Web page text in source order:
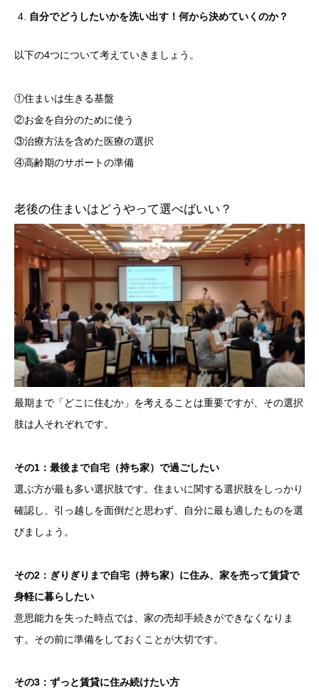
自分でどうしたいかを洗い出す！何から決めていくのか？
以下の4つについて考えていきましょう。
①住まいは生きる基盤
②お金を自分のために使う
③治療方法を含めた医療の選択
④高齢期のサポートの準備
老後の住まいはどうやって選べばいい？
最期まで「どこに住むか」を考えることは重要ですが、その選択
肢は人それぞれです。
その1：最後まで自宅（持ち家）で過ごしたい
選ぶ方が最も多い選択肢です。住まいに関する選択肢をしっかり
確認し、引っ越しを面倒だと思わず、自分に最も適したものを選
びましょう。
その2：ぎりぎりまで自宅（持ち家）に住み、家を売って賃貸で
身軽に暮らしたい
意思能力を失った時点では、家の売却手続きができなくなりま
す。その前に準備をしておくことが大切です。
その3：ずっと賃貸に住み続けたい方